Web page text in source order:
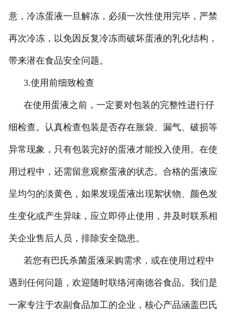
意，冷冻蛋液一旦解冻，必须一次性使用完毕，严禁
再次冷冻，以免因反复冷冻而破坏蛋液的乳化结构，
带来潜在食品安全问题。
3.使用前细致检查
在使用蛋液之前，一定要对包装的完整性进行仔
细检查。认真检查包装是否存在胀袋、漏气、破损等
异常现象，只有包装完好的蛋液才能投入使用。在使
用过程中，还需留意观察蛋液的状态。合格的蛋液应
呈均匀的淡黄色，如果发现蛋液出现絮状物、颜色发
生变化或产生异味，应立即停止使用，并及时联系相
关企业售后人员，排除安全隐患。
若您有巴氏杀菌蛋液采购需求，或在使用过程中
遇到任何问题，欢迎随时联络河南德谷食品。我们是
一家专注于农副食品加工的企业，核心产品涵盖巴氏